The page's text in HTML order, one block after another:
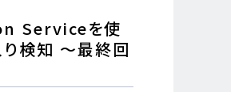
Serviceを使
り検知 ～最終回